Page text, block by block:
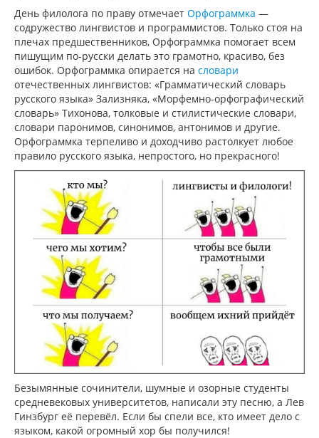
День филолога по праву отмечает Орфограммка —
содружество лингвистов и программистов. Только стоя на
плечах предшественников, Орфограммка помогает всем
пишущим по-русски делать это грамотно, красиво, без
ошибок. Орфограммка опирается на словари
отечественных лингвистов: «Грамматический словарь
русского языка» Зализняка, «Морфемно-орфографический
словарь» Тихонова, толковые и стилистические словари,
словари паронимов, синонимов, антонимов и другие.
Орфограммка терпеливо и доходчиво растолкует любое
правило русского языка, непростого, но прекрасного!
Безымянные сочинители, шумные и озорные студенты
средневековых университетов, написали эту песню, а Лев
Гинзбург её перевёл. Если бы спели все, кто имеет дело с
языком, какой огромный хор бы получился!